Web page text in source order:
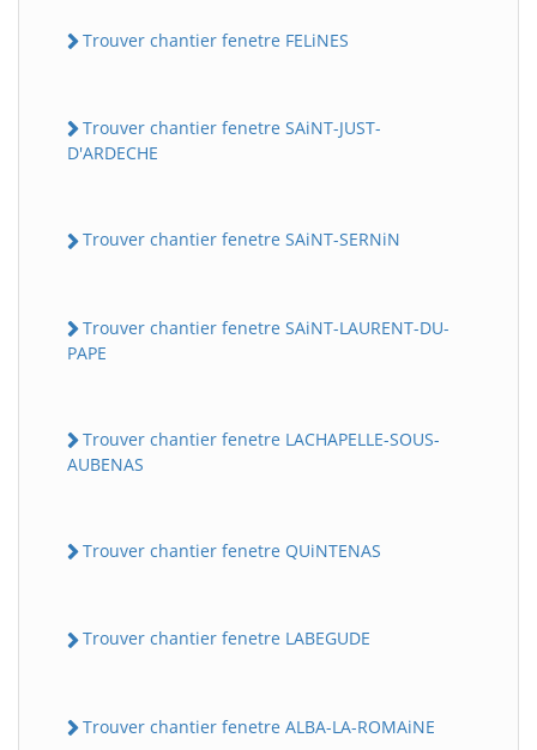
Trouver chantier fenetre FELiNES
Trouver chantier fenetre SAiNT-JUST-
D'ARDECHE
Trouver chantier fenetre SAiNT-SERNiN
Trouver chantier fenetre SAiNT-LAURENT-DU-
PAPE
Trouver chantier fenetre LACHAPELLE-SOUS-
AUBENAS
Trouver chantier fenetre QUiNTENAS
Trouver chantier fenetre LABEGUDE
Trouver chantier fenetre ALBA-LA-ROMAiNE